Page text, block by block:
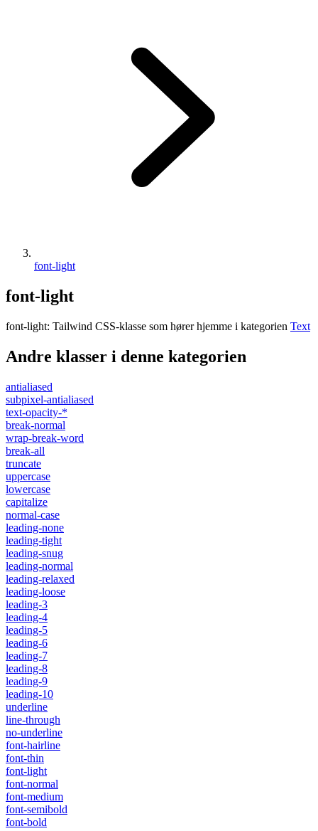
font-light
font-light
font-light: Tailwind CSS-klasse som hører hjemme i kategorien Text
Andre klasser i denne kategorien
antialiased
subpixel-antialiased
text-opacity-*
break-normal
wrap-break-word
break-all
truncate
uppercase
lowercase
capitalize
normal-case
leading-none
leading-tight
leading-snug
leading-normal
leading-relaxed
leading-loose
leading-3
leading-4
leading-5
leading-6
leading-7
leading-8
leading-9
leading-10
underline
line-through
no-underline
font-hairline
font-thin
font-light
font-normal
font-medium
font-semibold
font-bold